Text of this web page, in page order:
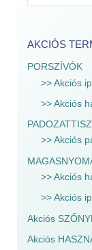
AKCIÓS
PORSZÍVÓK
>> Akciós
>> Akciós
>> Akciós
>> Akciós
>> Akciós
Akciós
Akciós